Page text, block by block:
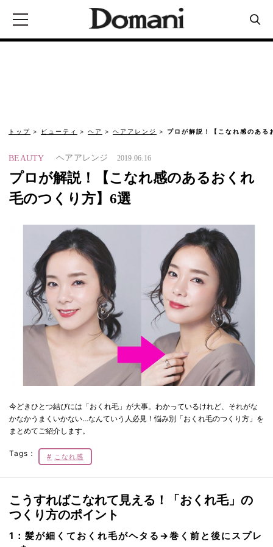
トップ ビューティ ヘア ヘアアレンジ プロが解説！【こなれ感のあ
BEAUTY ヘアアレンジ 2019.06.16
プロが解説！【こなれ感のあるおくれ
毛のつくり方】6選
今どきひとつ結びには「おくれ毛」が大事。わかっているけれど、それがな
かなかうまくいかない…なんていう人必見！悩み別「おくれ毛のつくり方」を
まとめてご紹介します。
Tags： こなれ感
こうすればこなれて見える！「おくれ毛」の
つくり方のポイント
1：髪が細くておくれ毛がヘタる→巻く前と後にスプレ